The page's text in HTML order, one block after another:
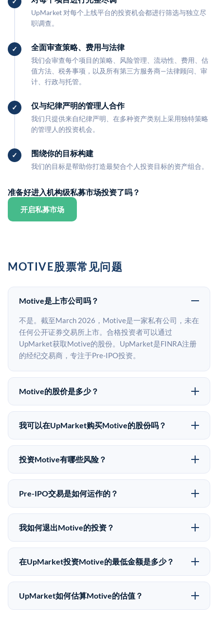
UpMarket 对每个上线平台的投资机会都进行筛选与独立尽
职调查。
全面审查策略、费用与法律
我们会审查每个项目的策略、风险管理、流动性、费用、估
值方法、税务事项，以及所有第三方服务商—法律顾问、审
计、行政与托管。
仅与纪律严明的管理人合作
我们只提供来自纪律严明、在多种资产类别上采用独特策略
的管理人的投资机会。
围绕你的目标构建
我们的目标是帮助你打造最契合个人投资目标的资产组合。
准备好进入机构级私募市场投资了吗？
开启私募市场
MOTIVE股票常见问题
Motive是上市公司吗？
不是。截至March 2026，Motive是一家私有公司，未在
任何公开证券交易所上市。合格投资者可以通过
UpMarket获取Motive的股份。UpMarket是FINRA注册
的经纪交易商，专注于Pre-IPO投资。
Motive的股价是多少？
Motive没有公开股价，因为它是一家私有公司。最近的
已知股价来自其最近一轮融资。 二级市场上的Pre-IPO
不同。
我可以在UpMarket购买Motive的股份吗？
可以。合格投资者可以通过填写本页表单或在
upmarket.co创建账户来表达对Motive股份的投资意向。
50,000美元。UpMarket是FINRA注册的经纪交易商，
自2019年以来已经纪超过5亿美元的另类投资。
投资Motive有哪些风险？
Pre-IPO投资存在重大风险。Motive的股份流动性低，
意味着没有公开市场可以快速出售。不存在确定的退出
好可能全部损失的准备。私有公司的估值在融资轮次之
间可能大幅波动。投资者应在投资前咨询其财务顾问并
Pre-IPO交易是如何运作的？
在Pre-IPO交易中，合格投资者通过二级市场平台从现有
股东（如员工、早期投资者或其他持有人）处购买股
为FINRA注册的经纪交易商促成这些交易，代表双方处
理合规、文件和结算事宜。
我如何退出Motive的投资？
Pre-IPO持股主要有两种退出途径：在二级市场将股份出
售给其他买家，或持有直到公司完成IPO或被收购。两
市场条件。任何退出的时间都是不可预测的，投资者应
做好多年持有的准备。
在UpMarket投资Motive的最低金额是多少？
UpMarket上大多数Pre-IPO产品的最低投资金额为
50,000美元。具体金额可能因产品和股份供应情况而有
UpMarket如何估算Motive的估值？